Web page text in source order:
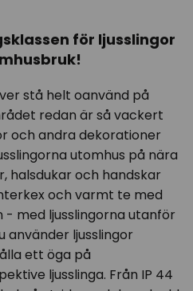
för ljusslingor
stå helt oanvänd på
redan är så vackert
och andra dekorationer
utomhus på nära
halsdukar och handskar
och varmt te med
- med ljusslingorna utanför
använder ljusslingor
ett öga på
ljusslinga. Från IP 44